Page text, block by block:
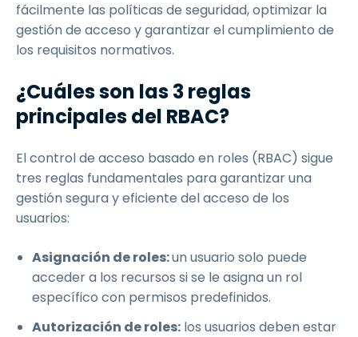
fácilmente las políticas de seguridad, optimizar la
gestión de acceso y garantizar el cumplimiento de
los requisitos normativos.
¿Cuáles son las 3 reglas
principales del RBAC?
El control de acceso basado en roles (RBAC) sigue
tres reglas fundamentales para garantizar una
gestión segura y eficiente del acceso de los
usuarios:
Asignación de roles:un usuario solo puede
acceder a los recursos si se le asigna un rol
específico con permisos predefinidos.
Autorización de roles: los usuarios deben estar